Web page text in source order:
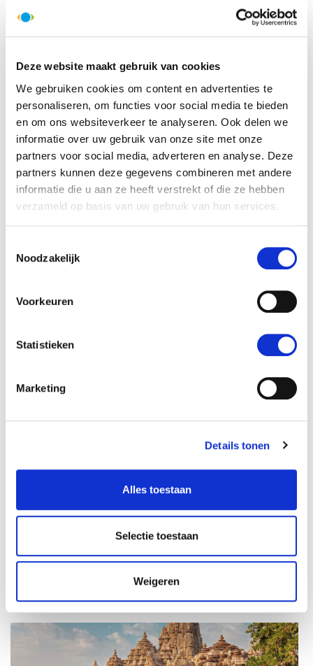
Deze website maakt gebruik van cookies
We gebruiken cookies om content en advertenties te
personaliseren, om functies voor social media te bieden
en om ons websiteverkeer te analyseren. Ook delen we
informatie over uw gebruik van onze site met onze
partners voor social media, adverteren en analyse. Deze
partners kunnen deze gegevens combineren met andere
informatie die u aan ze heeft verstrekt of die ze hebben
verzameld op basis van uw gebruik van hun services.
Noodzakelijk
Voorkeuren
Statistieken
Marketing
Details tonen
Alles toestaan
Selectie toestaan
Weigeren
Dag 6:maandag14 september
Agra: Taj Mahal bewonderen
Dag 7:dinsdag
16 september